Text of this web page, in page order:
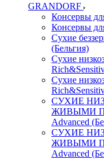
GRANDORF
Консервы
Консервы
Сухие
(Бельгия)
Сухие
Сухие
СУХИЕ
ЖИВЫМИ
Advanced
СУХИЕ
ЖИВЫМИ
Advanced